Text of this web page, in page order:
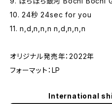
10. 24秒 24sec for you
11. n,d,n,n,n n,d,n,n,n
オリジナル発売年：2022年
フォーマット：LP
International